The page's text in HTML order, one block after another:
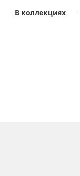
В коллекциях